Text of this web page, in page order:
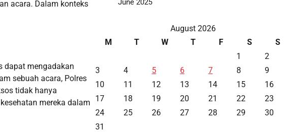
acara. Dalam konteks
dapat mengadakan
sebuah acara, Polres
tidak hanya
mereka dalam
June 2025
August 2026
M
T W T F S
S
1
2
3
4 5 6 7 8
9
10
11 12 13 14 15
16
17
18 19 20 21 22
23
24
25 26 27 28 29
30
31